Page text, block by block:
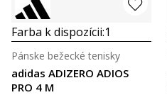
Farba k dispozícii:1
adidas ADIZERO ADIOS
PRO 4 M
Pánske bežecké tenisky